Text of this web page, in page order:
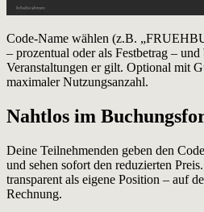
Code-Name wählen (z.B.
– prozentual oder als Festbetrag –
Veranstaltungen er gilt. Optional mit
maximaler Nutzungsanzahl.
Nahtlos im
Deine Teilnehmenden geben den
und sehen sofort den reduzierten
transparent als eigene Position – auf
Rechnung.